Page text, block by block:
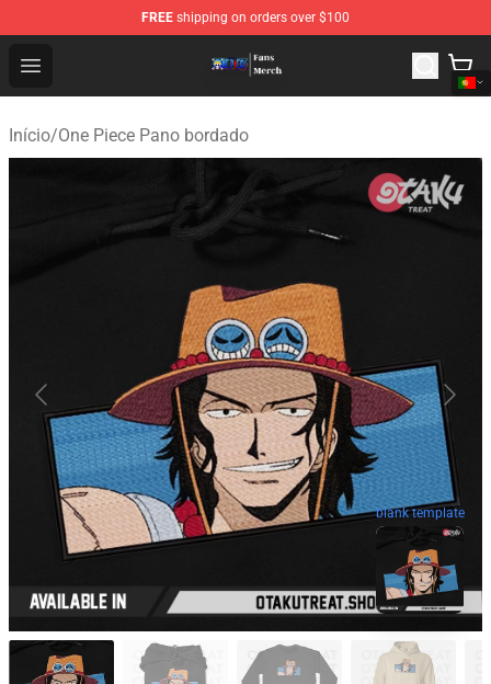
FREE shipping on orders over $100
Open menu
One Piece Store - Official One Piece Merchandise Shop
Início/One Piece Pano bordado
blank template